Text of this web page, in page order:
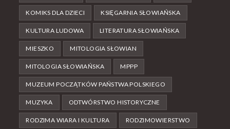
KOMIKS DLA DZIECI KSIĘGARNIA SŁOWIAŃSKA
KULTURA LUDOWA LITERATURA SŁOWIAŃSKA
MIESZKO MITOLOGIA SŁOWIAN
MITOLOGIA SŁOWIAŃSKA MPPP
MUZEUM POCZĄTKÓW PAŃSTWA POLSKIEGO
MUZYKA ODTWÓRSTWO HISTORYCZNE
RODZIMA WIARA I KULTURA RODZIMOWIERSTWO